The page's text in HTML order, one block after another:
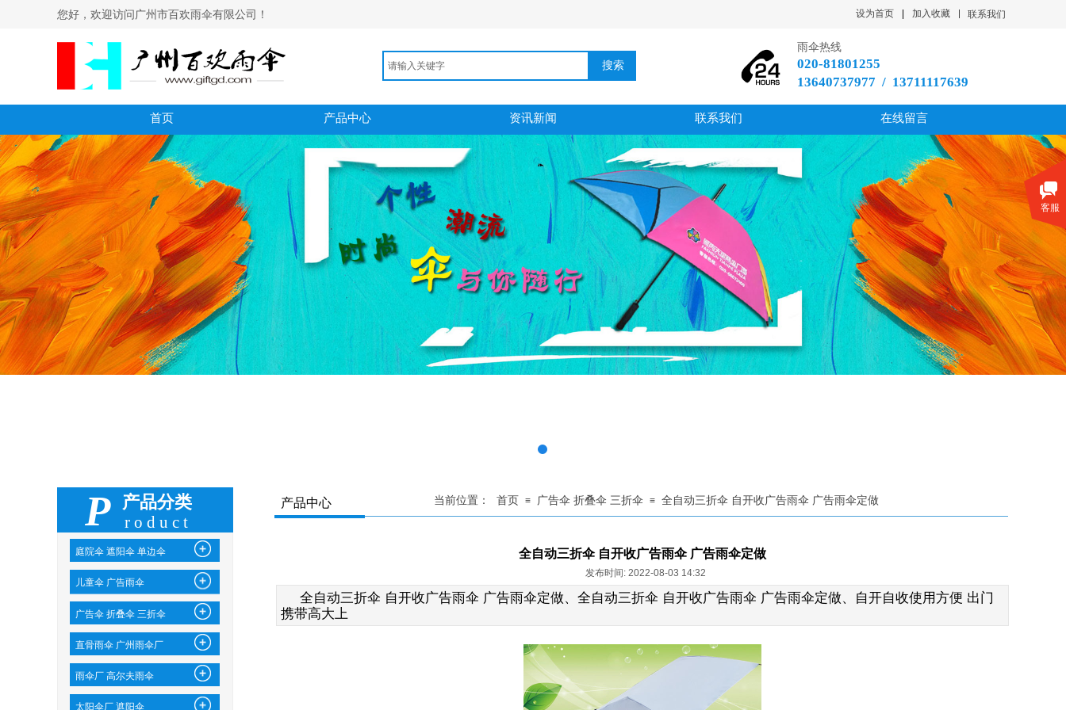
设为首页 加入收藏
您好，欢迎访问广州市百欢雨伞有限公司！ 联系我们
搜索
雨伞热线
020-81801255
13640737977 / 13711117639
首页 产品中心 资讯新闻 联系我们 在线留言
P 产品分类 产品中心 当前位置： 首页 ≡ 广告伞 折叠伞 三折伞 ≡ 全自动三折伞 自开收广告雨伞 广告雨伞定做
roduct
庭院伞 遮阳伞 单边伞
儿童伞 广告雨伞
广告伞 折叠伞 三折伞
直骨雨伞 广州雨伞厂
雨伞厂 高尔夫雨伞
太阳伞厂 遮阳伞
全自动三折伞 自开收广告雨伞 广告雨伞定做
发布时间: 2022-08-03 14:32
全自动三折伞 自开收广告雨伞 广告雨伞定做、 全自动三折伞 自开收广告雨伞 广告雨伞定做、 自开自收使用方便 出门
携带高大上
客服